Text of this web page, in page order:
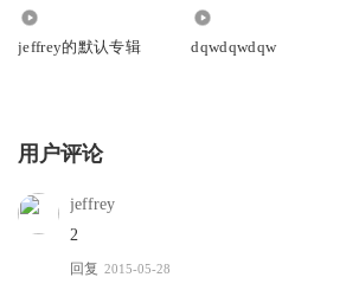
jeffrey的默认专辑 dqwdqwdqw
用户评论
jeffrey
2
回复 2015-05-28